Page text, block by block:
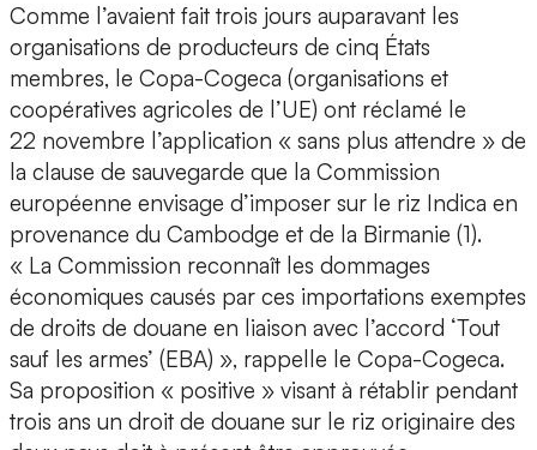
Comme l’avaient fait trois jours auparavant les
organisations de producteurs de cinq États
membres, le Copa-Cogeca (organisations et
coopératives agricoles de l’UE) ont réclamé le
22 novembre l’application « sans plus attendre » de
la clause de sauvegarde que la Commission
européenne envisage d’imposer sur le riz Indica en
provenance du Cambodge et de la Birmanie (1).
« La Commission reconnaît les dommages
économiques causés par ces importations exemptes
de droits de douane en liaison avec l’accord ‘Tout
sauf les armes’ (EBA) », rappelle le Copa-Cogeca.
Sa proposition « positive » visant à rétablir pendant
trois ans un droit de douane sur le riz originaire des